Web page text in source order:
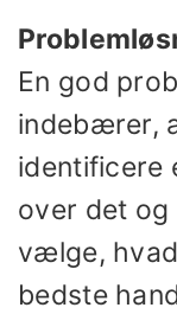
En god
indebærer,
identificere
over det og
vælge,
bedste